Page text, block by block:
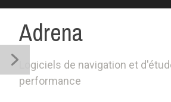
Adrena
Logiciels de navigation et
performance